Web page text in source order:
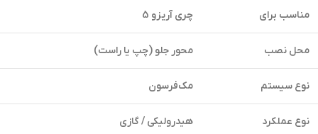
مناسب برای چری آریزو 5
محل نصب محور جلو (چپ یا راست)
نوع سیستم مک‌فرسون
نوع عملکرد هیدرولیکی / گازی